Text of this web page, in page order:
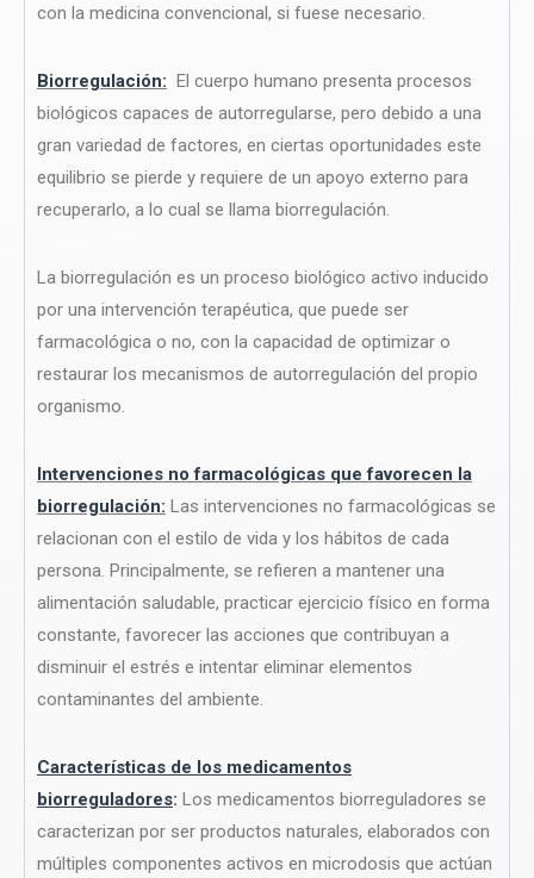
con la medicina convencional, si fuese necesario.
Biorregulación: El cuerpo humano presenta procesos
biológicos capaces de autorregularse, pero debido a una
gran variedad de factores, en ciertas oportunidades este
equilibrio se pierde y requiere de un apoyo externo para
recuperarlo, a lo cual se llama biorregulación.
La biorregulación es un proceso biológico activo inducido
por una intervención terapéutica, que puede ser
farmacológica o no, con la capacidad de optimizar o
restaurar los mecanismos de autorregulación del propio
organismo.
Intervenciones no farmacológicas que favorecen la
biorregulación: Las intervenciones no farmacológicas se
relacionan con el estilo de vida y los hábitos de cada
persona. Principalmente, se refieren a mantener una
alimentación saludable, practicar ejercicio físico en forma
constante, favorecer las acciones que contribuyan a
disminuir el estrés e intentar eliminar elementos
contaminantes del ambiente.
Características de los medicamentos
biorreguladores: Los medicamentos biorreguladores se
caracterizan por ser productos naturales, elaborados con
múltiples componentes activos en microdosis que actúan